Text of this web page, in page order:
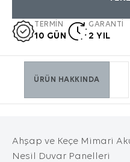
TERMİN
10 GÜN
GARANTİ
2 YIL
ÜRÜN HAKKINDA
Ahşap ve Keçe Mimari
Nesil Duvar Panelleri
kapsamaktadır.
2. ÇEREZ NEDİR ve
Çerezler, ziyaret
tarafından tarayıcılar
dosyalarıdır. Sitede
hatırlanmasına ve
iyileştirmek için